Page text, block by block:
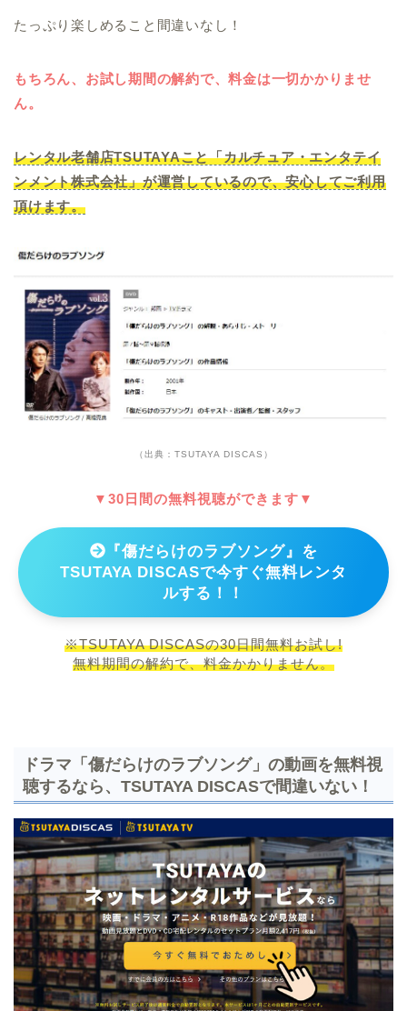
たっぷり楽しめること間違いなし！
もちろん、お試し期間の解約で、料金は一切かかりませ
ん。
レンタル老舗店TSUTAYAこと「カルチュア・エンタテイ
ンメント株式会社」が運営しているので、安心してご利用
頂けます。
（出典：TSUTAYA DISCAS）
▼30日間の無料視聴ができます▼
『傷だらけのラブソング』を
TSUTAYA DISCASで今すぐ無料レンタ
ルする！！
※TSUTAYA DISCASの30日間無料お試し!
無料期間の解約で、料金かかりません。
ドラマ「傷だらけのラブソング」の動画を無料視
聴するなら、TSUTAYA DISCASで間違いない！